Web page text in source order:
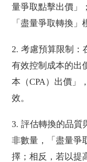
量爭取點擊出價」
「盡量爭取轉換」
2. 考慮預算限制：
有效控制成本的出
本（CPA）出價」
效。
3. 評估轉換的品質
非數量，「盡量爭
擇；相反，若以提